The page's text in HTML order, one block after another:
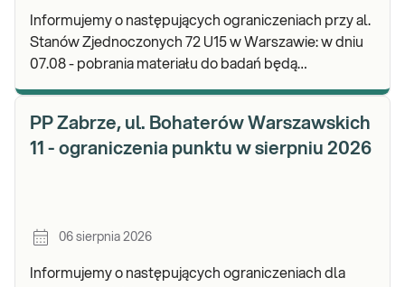
Informujemy o następujących ograniczeniach przy al.
Stanów Zjednoczonych 72 U15 w Warszawie: w dniu
07.08 - pobrania materiału do badań będą
PP Zabrze, ul. Bohaterów Warszawskich
11 - ograniczenia punktu w sierpniu 2026
06 sierpnia 2026
Informujemy o następujących ograniczeniach dla